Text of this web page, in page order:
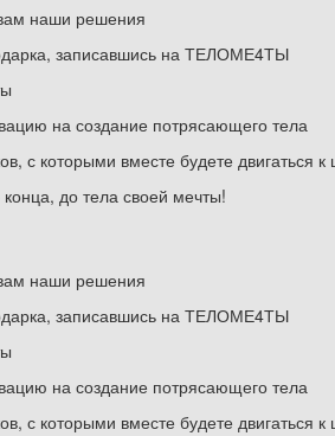
наши решения
записавшись на ТЕЛОМЕ4ТЫ
на создание потрясающего тела
с которыми вместе будете двигаться к
до тела своей мечты!
наши решения
записавшись на ТЕЛОМЕ4ТЫ
на создание потрясающего тела
с которыми вместе будете двигаться к